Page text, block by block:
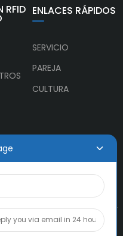
RFID ENLACES RÁPIDOS
SERVICIO
PAREJA
CULTURA